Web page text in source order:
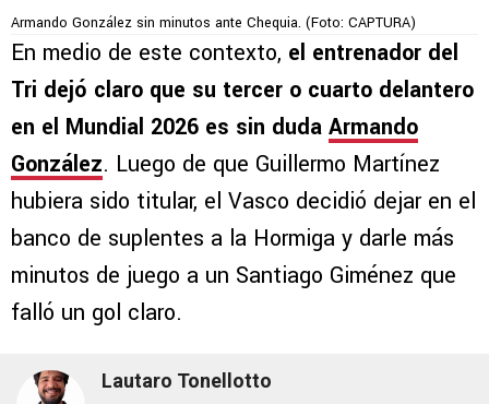
Armando González sin minutos ante Chequia. (Foto: CAPTURA)
En medio de este contexto, el entrenador del
Tri dejó claro que su tercer o cuarto delantero
en el Mundial 2026 es sin duda Armando
González. Luego de que Guillermo Martínez
hubiera sido titular, el Vasco decidió dejar en el
banco de suplentes a la Hormiga y darle más
minutos de juego a un Santiago Giménez que
falló un gol claro.
Lautaro Tonellotto